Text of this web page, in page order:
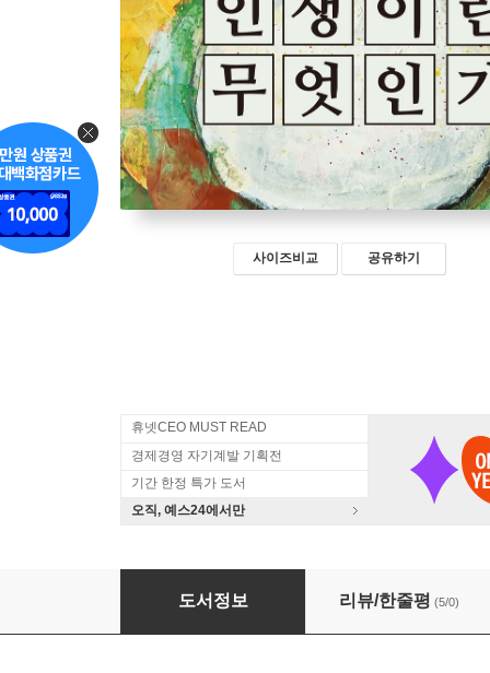
사이즈비교 공유하기
휴넷CEO MUST READ
경제경영 자기계발 기획전
기간 한정 특가 도서
오직, 예스24에서만
인생이란 무엇인가
도서정보 리뷰/한줄평 (5/0)